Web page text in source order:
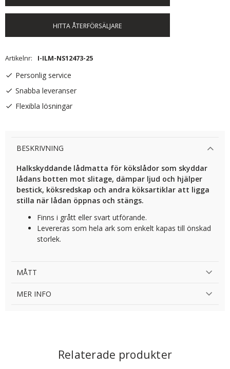
HITTA ÅTERFÖRSÄLJARE
Artikelnr I-ILM-NS12473-25
Personlig service
Snabba leveranser
Flexibla lösningar
BESKRIVNING
Halkskyddande lådmatta för kökslådor som skyddar
lådans botten mot slitage, dämpar ljud och hjälper
bestick, köksredskap och andra köksartiklar att ligga
stilla när lådan öppnas och stängs.
Finns i grått eller svart utförande.
Levereras som hela ark som enkelt kapas till önskad
storlek.
MÅTT
MER INFO
Relaterade produkter